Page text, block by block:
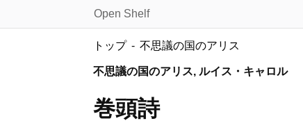
Open Shelf
トップ 不思議の国のアリス
不思議の国のアリス, ルイス・キャロル
巻頭詩